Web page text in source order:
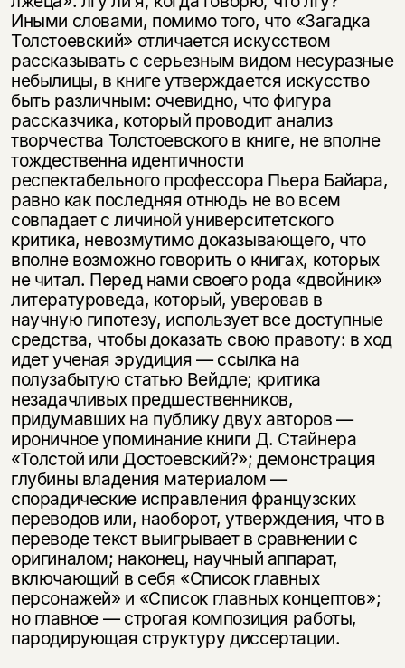
Иными словами, помимо того, что «Загадка
Толстоевский» отличается искусством
рассказывать с серьезным видом несуразные
небылицы, в книге утверждается искусство
быть различным: очевидно, что фигура
рассказчика, который проводит анализ
творчества Толстоевского в книге, не вполне
тождественна идентичности
респектабельного профессора Пьера Байара,
равно как последняя отнюдь не во всем
совпадает с личиной университетского
критика, невозмутимо доказывающего, что
вполне возможно говорить о книгах, которых
не читал. Перед нами своего рода «двойник»
литературоведа, который, уверовав в
научную гипотезу, использует все доступные
средства, чтобы доказать свою правоту: в ход
идет ученая эрудиция — ссылка на
полузабытую статью Вейдле; критика
незадачливых предшественников,
придумавших на публику двух авторов —
ироничное упоминание книги Д. Стайнера
«Толстой или Достоевский?»; демонстрация
глубины владения материалом —
спорадические исправления французских
переводов или, наоборот, утверждения, что в
переводе текст выигрывает в сравнении с
оригиналом; наконец, научный аппарат,
включающий в себя «Список главных
персонажей» и «Список главных концептов»;
но главное — строгая композиция работы,
пародирующая структуру диссертации.